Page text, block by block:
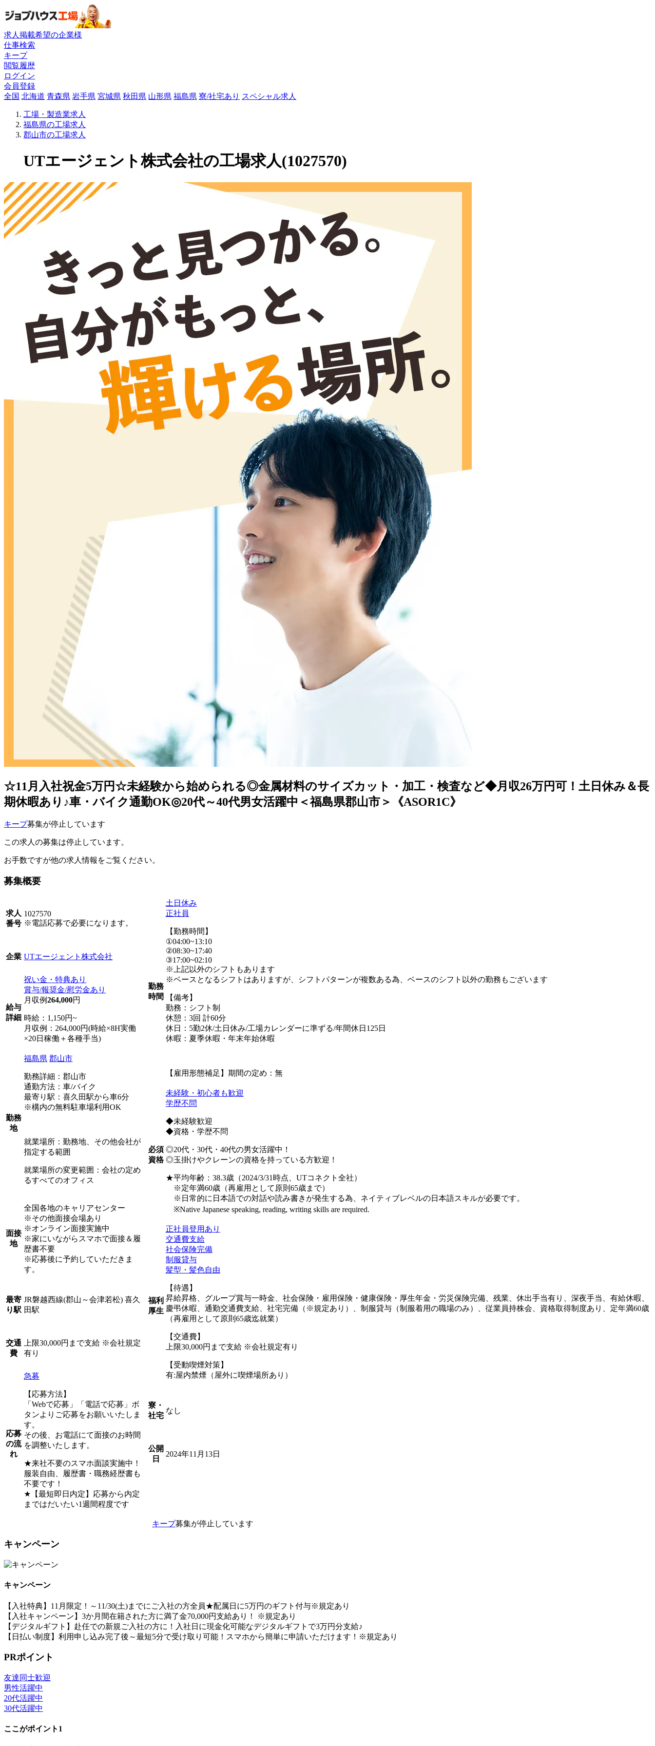
求人掲載希望の企業様
仕事検索
キープ
閲覧履歴
ログイン
会員登録
全国 北海道 青森県 岩手県 宮城県 秋田県 山形県 福島県 寮/社宅あり スペシャル求人
工場・製造業求人
福島県の工場求人
郡山市の工場求人
UTエージェント株式会社の工場求人(1027570)
☆11月入社祝金5万円☆未経験から始められる◎金属材料のサイズカット・加工・検査など◆月収26万円可！土日休み＆長
期休暇あり♪車・バイク通勤OK◎20代～40代男女活躍中＜福島県郡山市＞《ASOR1C》
キープ募集が停止しています
この求人の募集は停止しています。
お手数ですが他の求人情報をご覧ください。
募集概要
求人
番号
1027570
※電話応募で必要になります。
企業 UTエージェント株式会社
給与
詳細
祝い金・特典あり
賞与/報奨金/慰労金あり
月収例264,000円
時給：1,150円~
月収例：264,000円(時給×8H実働
×20日稼働＋各種手当)
勤務
地
福島県 郡山市
勤務詳細：郡山市
通勤方法：車/バイク
最寄り駅：喜久田駅から車6分
※構内の無料駐車場利用OK
就業場所：勤務地、その他会社が
指定する範囲
就業場所の変更範囲：会社の定め
るすべてのオフィス
面接
地
全国各地のキャリアセンター
※その他面接会場あり
※オンライン面接実施中
※家にいながらスマホで面接＆履
歴書不要
※応募後に予約していただきま
す。
最寄
り駅
JR磐越西線(郡山～会津若松) 喜久
田駅
交通
費
上限30,000円まで支給 ※会社規定
有り
応募
の流
れ
急募
【応募方法】
「Webで応募」「電話で応募」ボ
タンよりご応募をお願いいたしま
す。
その後、お電話にて面接のお時間
を調整いたします。
★来社不要のスマホ面談実施中！
服装自由、履歴書・職務経歴書も
不要です！
★【最短即日内定】応募から内定
まではだいたい1週間程度です
勤務
時間
土日休み
正社員
【勤務時間】
①04:00~13:10
②08:30~17:40
③17:00~02:10
※上記以外のシフトもあります
※ベースとなるシフトはありますが、シフトパターンが複数ある為、ベースのシフト以外の勤務もございます
【備考】
勤務：シフト制
休憩：3回 計60分
休日：5勤2休/土日休み/工場カレンダーに準ずる/年間休日125日
休暇：夏季休暇・年末年始休暇
【雇用形態補足】期間の定め：無
必須
資格
未経験・初心者も歓迎
学歴不問
◆未経験歓迎
◆資格・学歴不問
◎20代・30代・40代の男女活躍中！
◎玉掛けやクレーンの資格を持っている方歓迎！
★平均年齢：38.3歳（2024/3/31時点、UTコネクト全社）
※定年満60歳（再雇用として原則65歳まで）
※日常的に日本語での対話や読み書きが発生する為、ネイティブレベルの日本語スキルが必要です。
※Native Japanese speaking, reading, writing skills are required.
福利
厚生
正社員登用あり
交通費支給
社会保険完備
制服貸与
髪型・髪色自由
【待遇】
昇給昇格、グループ賞与一時金、社会保険・雇用保険・健康保険・厚生年金・労災保険完備、残業、休出手当有り、深夜手当、有給休暇、
慶弔休暇、通勤交通費支給、社宅完備（※規定あり）、制服貸与（制服着用の職場のみ）、従業員持株会、資格取得制度あり、定年満60歳
（再雇用として原則65歳迄就業）
【交通費】
上限30,000円まで支給 ※会社規定有り
【受動喫煙対策】
有:屋内禁煙（屋外に喫煙場所あり）
寮・
社宅
なし
公開
日
2024年11月13日
キープ募集が停止しています
キャンペーン
キャンペーン
【入社特典】11月限定！～11/30(土)までにご入社の方全員★配属日に5万円のギフト付与※規定あり
【入社キャンペーン】3か月間在籍された方に満了金70,000円支給あり！ ※規定あり
【デジタルギフト】赴任での新規ご入社の方に！入社日に現金化可能なデジタルギフトで3万円分支給♪
【日払い制度】利用申し込み完了後～最短5分で受け取り可能！スマホから簡単に申請いただけます！※規定あり
PRポイント
友達同士歓迎
男性活躍中
20代活躍中
30代活躍中
ここがポイント1